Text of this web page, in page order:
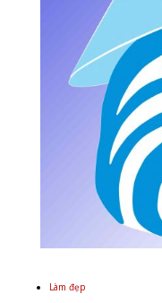
Làm đẹp